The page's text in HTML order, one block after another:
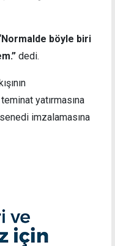
böyle biri
dedi.
yatırmasına
imzalamasına